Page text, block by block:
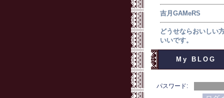
吉月GAMeRS
どうせならおいしい
いいです。
My BLOG
パスワード: